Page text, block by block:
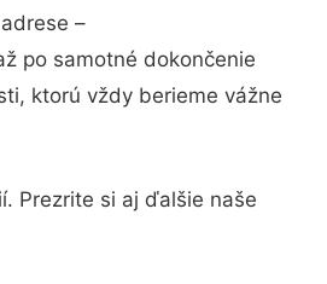
–
po samotné dokončenie
ktorú vždy berieme vážne
Prezrite si aj ďalšie naše